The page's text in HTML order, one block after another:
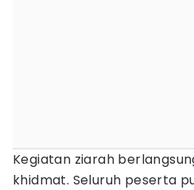
Kegiatan ziarah
khidmat. Seluruh peserta